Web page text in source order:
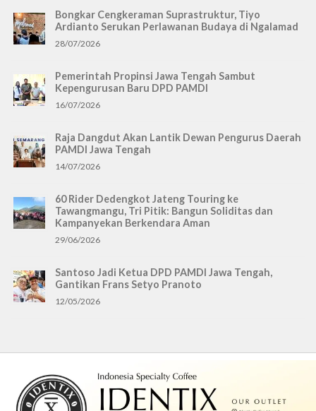
Bongkar Cengkeraman Suprastruktur, Tiyo
Ardianto Serukan Perlawanan Budaya di Ngalamad
28/07/2026
Pemerintah Propinsi Jawa Tengah Sambut
Kepengurusan Baru DPD PAMDI
16/07/2026
Raja Dangdut Akan Lantik Dewan Pengurus Daerah
PAMDI Jawa Tengah
14/07/2026
60 Rider Dedengkot Jateng Touring ke
Tawangmangu, Tri Pitik: Bangun Soliditas dan
Kampanyekan Berkendara Aman
29/06/2026
Santoso Jadi Ketua DPD PAMDI Jawa Tengah,
Gantikan Frans Setyo Pranoto
12/05/2026